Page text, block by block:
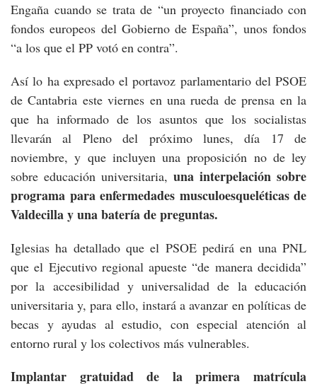
Engaña cuando se trata de “un proyecto financiado con
fondos europeos del Gobierno de España”, unos fondos
“a los que el PP votó en contra”.
Así lo ha expresado el portavoz parlamentario del PSOE
de Cantabria este viernes en una rueda de prensa en la
que ha informado de los asuntos que los socialistas
llevarán al Pleno del próximo lunes, día 17 de
noviembre, y que incluyen una proposición no de ley
sobre educación universitaria, una interpelación sobre
programa para enfermedades musculoesqueléticas de
Valdecilla y una batería de preguntas.
Iglesias ha detallado que el PSOE pedirá en una PNL
que el Ejecutivo regional apueste “de manera decidida”
por la accesibilidad y universalidad de la educación
universitaria y, para ello, instará a avanzar en políticas de
becas y ayudas al estudio, con especial atención al
entorno rural y los colectivos más vulnerables.
Implantar gratuidad de la primera matrícula